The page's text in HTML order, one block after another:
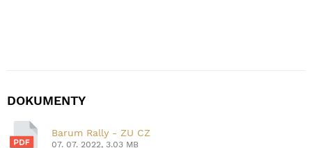
DOKUMENTY
Barum Rally - ZU CZ
07. 07. 2022, 3.03 MB